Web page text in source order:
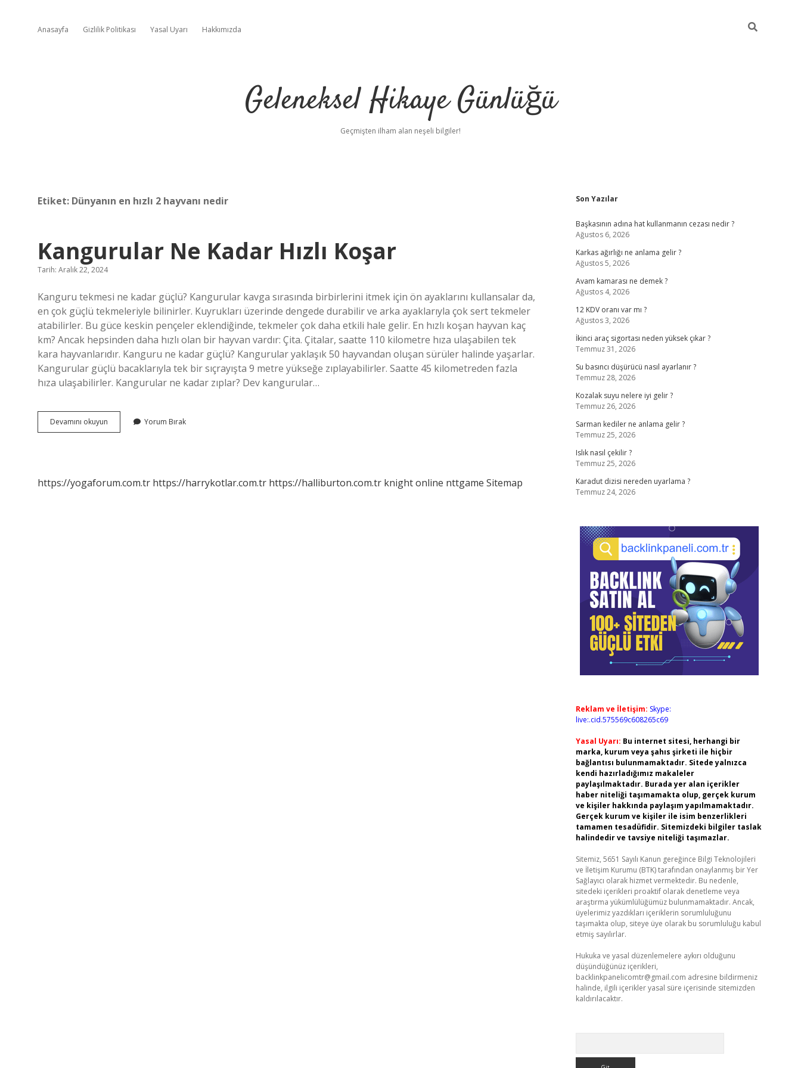
Anasayfa Gizlilik Politikası Yasal Uyarı Hakkımızda
Geleneksel Hikaye Günlüğü
Geçmişten ilham alan neşeli bilgiler!
Etiket: Dünyanın en hızlı 2 hayvanı nedir
Kangurular Ne Kadar Hızlı Koşar
Tarih: Aralık 22, 2024
Kanguru tekmesi ne kadar güçlü? Kangurular kavga sırasında birbirlerini itmek için ön ayaklarını kullansalar da,
en çok güçlü tekmeleriyle bilinirler. Kuyrukları üzerinde dengede durabilir ve arka ayaklarıyla çok sert tekmeler
atabilirler. Bu güce keskin pençeler eklendiğinde, tekmeler çok daha etkili hale gelir. En hızlı koşan hayvan kaç
km? Ancak hepsinden daha hızlı olan bir hayvan vardır: Çita. Çitalar, saatte 110 kilometre hıza ulaşabilen tek
kara hayvanlarıdır. Kanguru ne kadar güçlü? Kangurular yaklaşık 50 hayvandan oluşan sürüler halinde yaşarlar.
Kangurular güçlü bacaklarıyla tek bir sıçrayışta 9 metre yükseğe zıplayabilirler. Saatte 45 kilometreden fazla
hıza ulaşabilirler. Kangurular ne kadar zıplar? Dev kangurular…
Devamını okuyun Kangurular
Ne
Yorum Bırak
https://yogaforum.com.tr https://harrykotlar.com.tr https://halliburton.com.tr knight online nttgame Sitemap
Sidebar
Son Yazılar
Başkasının adına hat kullanmanın cezası nedir ?
Ağustos 6, 2026
Karkas ağırlığı ne anlama gelir ?
Ağustos 5, 2026
Avam kamarası ne demek ?
Ağustos 4, 2026
12 KDV oranı var mı ?
Ağustos 3, 2026
İkinci araç sigortası neden yüksek çıkar ?
Temmuz 31, 2026
Su basıncı düşürücü nasıl ayarlanır ?
Temmuz 28, 2026
Kozalak suyu nelere iyi gelir ?
Temmuz 26, 2026
Sarman kediler ne anlama gelir ?
Temmuz 25, 2026
Islık nasıl çekilir ?
Temmuz 25, 2026
Karadut dizisi nereden uyarlama ?
Temmuz 24, 2026
Reklam ve İletişim: Skype:
live:.cid.575569c608265c69
Yasal Uyarı: Bu internet sitesi, herhangi bir
marka, kurum veya şahıs şirketi ile hiçbir
bağlantısı bulunmamaktadır. Sitede yalnızca
kendi hazırladığımız makaleler
paylaşılmaktadır. Burada yer alan içerikler
haber niteliği taşımamakta olup, gerçek kurum
ve kişiler hakkında paylaşım yapılmamaktadır.
Gerçek kurum ve kişiler ile isim benzerlikleri
tamamen tesadüfidir. Sitemizdeki bilgiler taslak
halindedir ve tavsiye niteliği taşımazlar.
Sitemiz, 5651 Sayılı Kanun gereğince Bilgi Teknolojileri
ve İletişim Kurumu (BTK) tarafından onaylanmış bir Yer
Sağlayıcı olarak hizmet vermektedir. Bu nedenle,
sitedeki içerikleri proaktif olarak denetleme veya
araştırma yükümlülüğümüz bulunmamaktadır. Ancak,
üyelerimiz yazdıkları içeriklerin sorumluluğunu
taşımakta olup, siteye üye olarak bu sorumluluğu kabul
etmiş sayılırlar.
Hukuka ve yasal düzenlemelere aykırı olduğunu
düşündüğünüz içerikleri,
backlinkpanelicomtr@gmail.com adresine bildirmeniz
halinde, ilgili içerikler yasal süre içerisinde sitemizden
kaldırılacaktır.